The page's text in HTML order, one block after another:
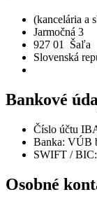
(kancelária a
Jarmočná 3
927 01 Šaľa
Slovenská
Bankové
Číslo účtu
Banka: VÚB
SWIFT /
Osobné